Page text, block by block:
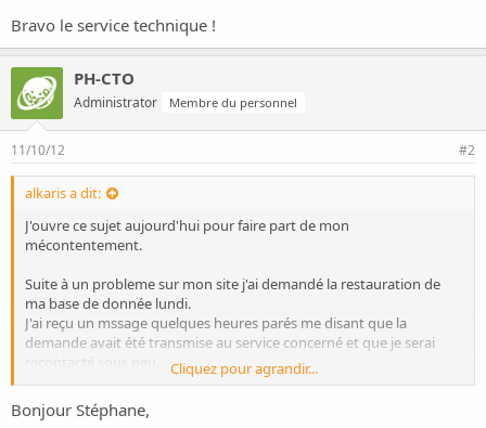
Bravo le service technique !
PH-CTO
Administrator Membre du personnel
11/10/12 #2
alkaris a dit:
J'ouvre ce sujet aujourd'hui pour faire part de mon
mécontentement.
Suite à un probleme sur mon site j'ai demandé la restauration de
ma base de donnée lundi.
J'ai reçu un mssage quelques heures parés me disant que la
demande avait été transmise au service concerné et que je serai
recontacté sous peu.
Et depuis plus rien malgré mes relances.....
Cliquez pour agrandir...
Bonjour Stéphane,